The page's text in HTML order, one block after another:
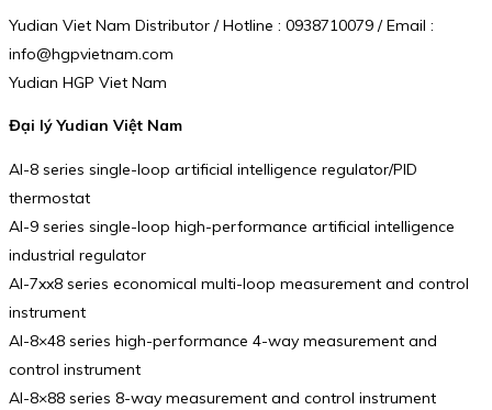
Yudian Viet Nam Distributor / Hotline : 0938710079 / Email :
info@hgpvietnam.com
Yudian HGP Viet Nam
Đại lý Yudian Việt Nam
AI-8 series single-loop artificial intelligence regulator/PID
thermostat
AI-9 series single-loop high-performance artificial intelligence
industrial regulator
AI-7xx8 series economical multi-loop measurement and control
instrument
AI-8×48 series high-performance 4-way measurement and
control instrument
AI-8×88 series 8-way measurement and control instrument